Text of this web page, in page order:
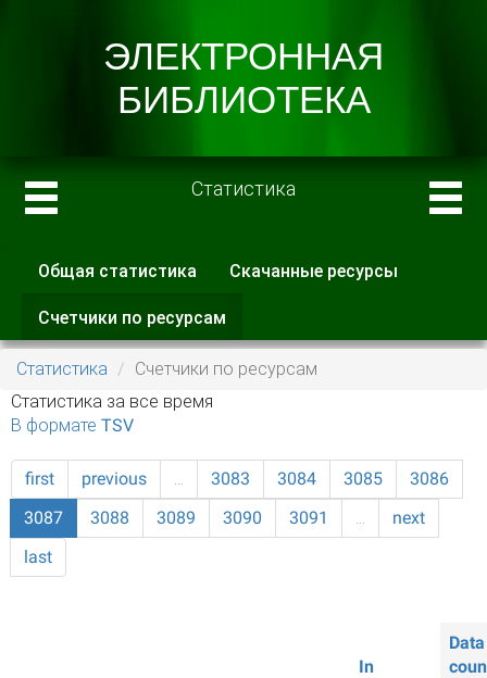
Статистика
Главные вкладки
Общая статистика Скачанные ресурсы
Счетчики по ресурсам
вкладка)
Статистика
Счетчики по ресурсам
Статистика за все время
В формате TSV
first previous … 3083 3084 3085
3086
3087
3088 3089 3090 3091 …
next
last
In
Data